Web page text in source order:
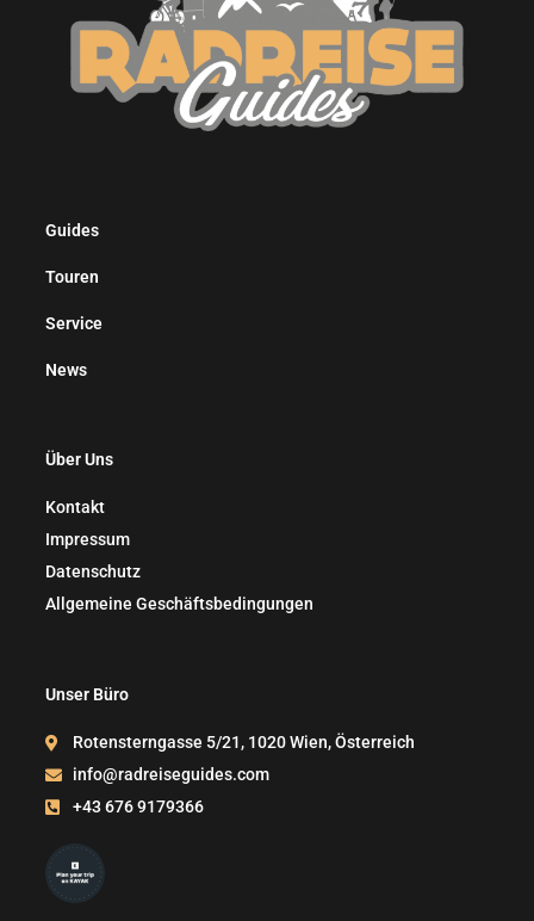
Guides
Touren
Service
News
Über Uns
Kontakt
Impressum
Datenschutz
Allgemeine Geschäftsbedingungen
Unser Büro
Rotensterngasse 5/21, 1020 Wien, Österreich
info@radreiseguides.com
+43 676 9179366